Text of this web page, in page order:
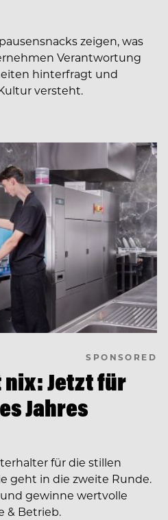
zeigen, was
Verantwortung
hinterfragt und
versteht.
SPONSORED
nix: Jetzt für
Jahres
für die stillen
geht in die zweite Runde.
gewinne wertvolle
& Betrieb.